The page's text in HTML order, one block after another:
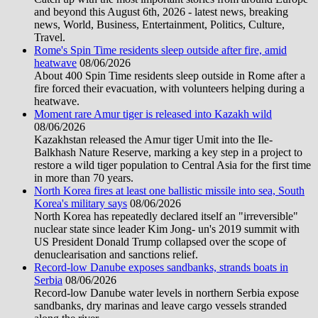
and beyond this August 6th, 2026 - latest news, breaking
news, World, Business, Entertainment, Politics, Culture,
Travel.
Rome's Spin Time residents sleep outside after fire, amid
heatwave 08/06/2026
About 400 Spin Time residents sleep outside in Rome after a
fire forced their evacuation, with volunteers helping during a
heatwave.
Moment rare Amur tiger is released into Kazakh wild
08/06/2026
Kazakhstan released the Amur tiger Umit into the Ile-
Balkhash Nature Reserve, marking a key step in a project to
restore a wild tiger population to Central Asia for the first time
in more than 70 years.
North Korea fires at least one ballistic missile into sea, South
Korea's military says 08/06/2026
North Korea has repeatedly declared itself an "irreversible"
nuclear state since leader Kim Jong- un's 2019 summit with
US President Donald Trump collapsed over the scope of
denuclearisation and sanctions relief.
Record-low Danube exposes sandbanks, strands boats in
Serbia 08/06/2026
Record-low Danube water levels in northern Serbia expose
sandbanks, dry marinas and leave cargo vessels stranded